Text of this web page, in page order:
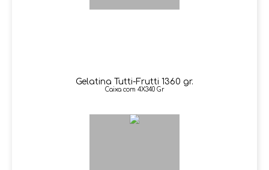
Gelatina Tutti-Frutti 1360 gr.
Caixa com 4X340 Gr